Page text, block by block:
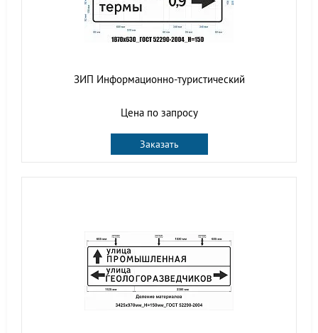
ЗИП Информационно-туристический
Цена по запросу
Заказать